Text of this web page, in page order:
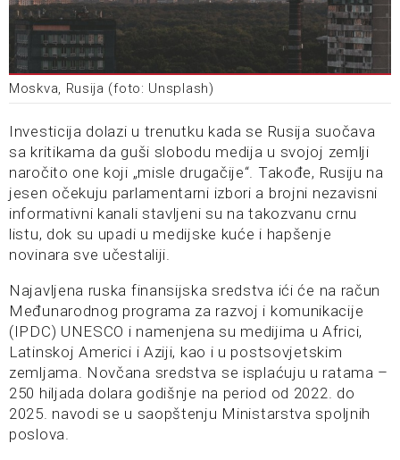
Moskva, Rusija (foto: Unsplash)
Investicija dolazi u trenutku kada se Rusija suočava
sa kritikama da guši slobodu medija u svojoj zemlji
naročito one koji „misle drugačije“. Takođe, Rusiju na
jesen očekuju parlamentarni izbori a brojni nezavisni
informativni kanali stavljeni su na takozvanu crnu
listu, dok su upadi u medijske kuće i hapšenje
novinara sve učestaliji.
Najavljena ruska finansijska sredstva ići će na račun
Međunarodnog programa za razvoj i komunikacije
(IPDC) UNESCO i namenjena su medijima u Africi,
Latinskoj Americi i Aziji, kao i u postsovjetskim
zemljama. Novčana sredstva se isplaćuju u ratama –
250 hiljada dolara godišnje na period od 2022. do
2025. navodi se u saopštenju Ministarstva spoljnih
poslova.